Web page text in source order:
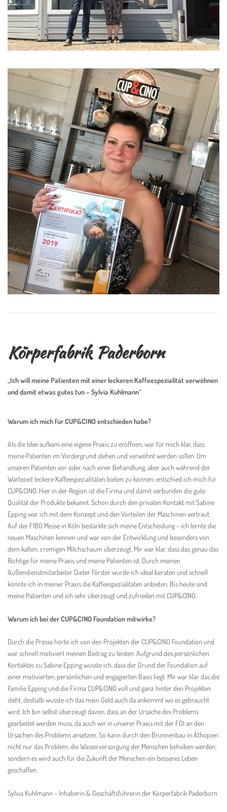
Körperfabrik Paderborn
„Ich will meine Patienten mit einer leckeren Kaffeespezialität verwöhnen
und damit etwas gutes tun – Sylvia Kuhlmann“
Warum ich mich fürCUP&CINOentschieden habe?
Als die Idee aufkam eine eigene Praxis zu eröffnen, war für mich klar, dass
meine Patienten im Vordergrund stehen und verwöhnt werden sollen. Um
unseren Patienten vor oder nach einer Behandlung, aber auch während der
Wartezeit leckere Kaffeespezialitäten bieten zu können, entschied ich mich für
CUP&CINO. Hier in der Region ist die Firma und damit verbunden die gute
Qualität der Produkte bekannt. Schon durch den privaten Kontakt mit Sabine
Epping war ich mit dem Konzept und den Vorteilen der Maschinen vertraut.
Auf der FIBO Messe in Köln bestärkte sich meine Entscheidung – ich lernte die
neuen Maschinen kennen und war von der Entwicklung und besonders von
dem kalten, cremigen Milchschaum überzeugt. Mir war klar, dass das genau das
Richtige für meine Praxis und meine Patienten ist. Durch meinen
Außendienstmitarbeiter Dieter Förster wurde ich ideal beraten und schnell
konnte ich in meiner Praxis die Kaffeespezialitäten anbieten. Bis heute sind
meine Patienten und ich sehr überzeugt und zufrieden mit CUP&CINO.
Warum ich bei der CUP&CINO Foundation mitwirke?
Durch die Presse hörte ich von den Projekten der CUP&CINO Foundation und
war schnell motiviert meinen Beitrag zu leisten. Aufgrund des persönlichen
Kontaktes zu Sabine Epping wusste ich, dass der Grund der Foundation auf
einer motivierten, persönlichen und engagierten Basis liegt. Mir war klar das die
Familie Epping und die Firma CUP&CINO voll und ganz hinter den Projekten
steht, deshalb wusste ich das mein Geld auch da ankommt wo es gebraucht
wird. Ich bin selbst überzeugt davon, dass an der Ursache des Problems
gearbeitet werden muss, da auch wir in unserer Praxis mit der FOI an den
Ursachen des Problems ansetzen. So kann durch den Brunnenbau in Äthopien
nicht nur das Problem, die Wasserversorgung der Menschen behoben werden,
sondern es wird auch für die Zukunft der Menschen ein besseres Leben
geschaffen.
Sylvia Kuhlmann – Inhaberin & Geschäftsführerin der Körperfabrik Paderborn